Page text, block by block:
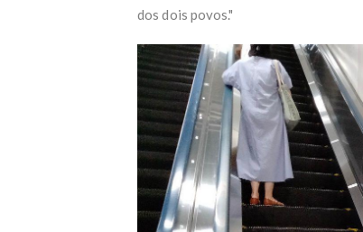
dos dois povos."